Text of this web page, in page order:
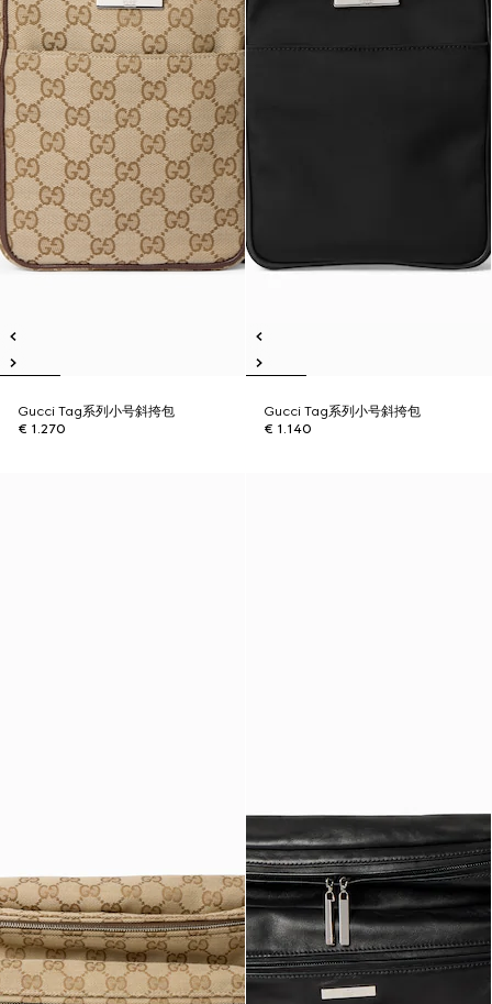
Gucci Tag系列小号斜挎包
€ 1.270
Gucci Tag系列小号斜挎包
€ 1.140